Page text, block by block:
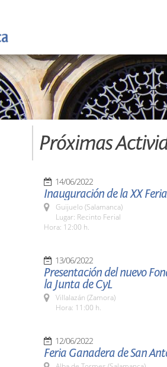
Próximas
14/06/2022
Inauguración de la XX
Guijuelo (Salamanca)
Lugar: Recinto Ferial
Hora: 12:00 h.
13/06/2022
Presentación del nuevo
la Junta de CyL
Villalazán (Zamora)
Hora: 11:00 h.
12/06/2022
Feria Ganadera de San